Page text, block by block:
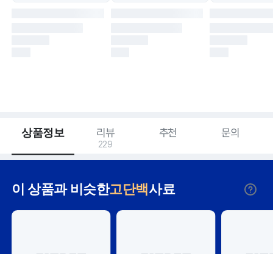
상품정보 리뷰
229
추천 문의
이 상품과 비슷한고단백사료